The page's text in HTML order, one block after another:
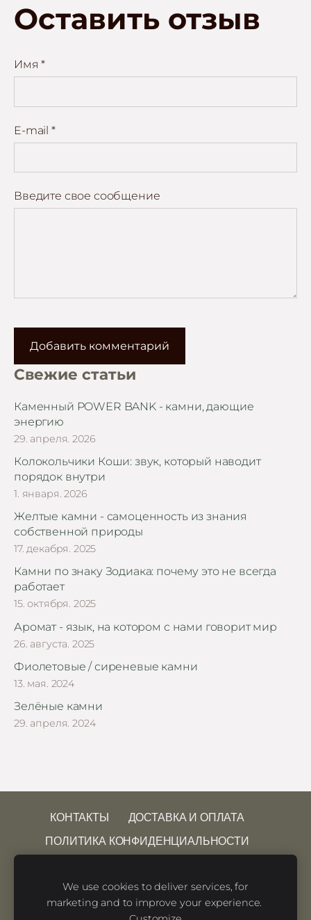
Свежие статьи
Каменный POWER BANK - камни, дающие
энергию
29. апреля. 2026
Колокольчики Коши: звук, который наводит
порядок внутри
1. января. 2026
Желтые камни - самоценность из знания
собственной природы
17. декабря. 2025
Камни по знаку Зодиака: почему это не всегда
работает
15. октября. 2025
Аромат - язык, на котором с нами говорит мир
26. августа. 2025
Фиолетовые / сиреневые камни
13. мая. 2024
Зелёные камни
29. апреля. 2024
Оставить отзыв
Имя *
E-mail *
Введите свое сообщение
КОНТАКТЫ ДОСТАВКА И ОПЛАТА
ПОЛИТИКА КОНФИДЕНЦИАЛЬНОСТИ
ПРАВО НА ОТКАЗ ФАЙЛЫ COOKIE
We use cookies to deliver services, for
marketing and to improve your experience.